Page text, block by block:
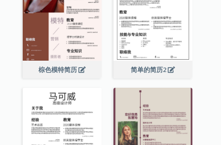
棕色模特简历 简单的简历2